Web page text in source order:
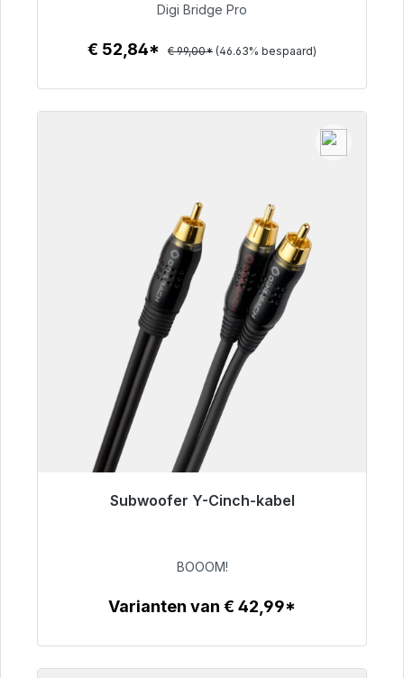
€ 52,84
Digi Bridge Pro
€ 52,84* € 99,00* (46.63% bespaard)
Subwoofer Y-Cinch-kabel
Klaar voor onmiddellijke verzending, levertijd
€ 53,49
BOOOM!
Varianten van € 42,99*